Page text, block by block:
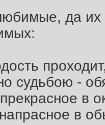
да их
судьбою -
в
в